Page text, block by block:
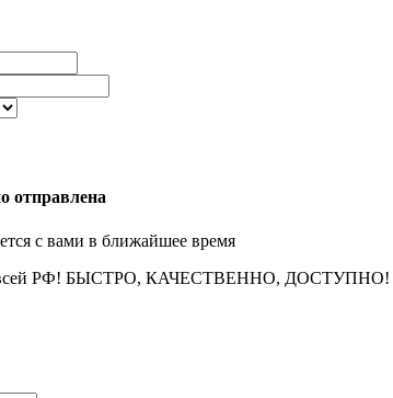
отправлена
с вами в ближайшее время
РФ! БЫСТРО, КАЧЕСТВЕННО, ДОСТУПНО!